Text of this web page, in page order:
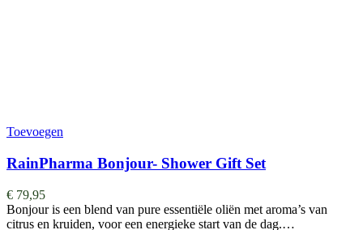
Toevoegen
RainPharma Bonjour- Shower Gift Set
€ 79,95
Bonjour is een blend van pure essentiële oliën met aroma’s van
citrus en kruiden, voor een energieke start van de dag.…